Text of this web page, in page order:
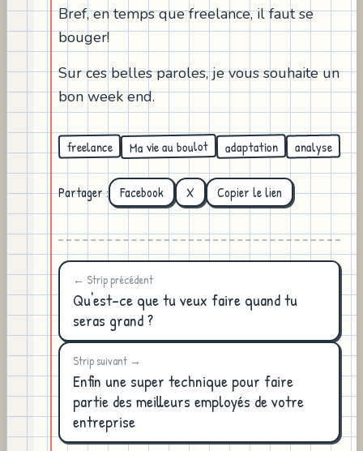
Bref, en temps que freelance, il faut se
bouger!
Sur ces belles paroles, je vous souhaite un
bon week end.
freelance Ma vie au boulot adaptation analyse
Partager : Facebook X Copier le lien
← Strip précédent
Qu'est-ce que tu veux faire quand tu
seras grand ?
Strip suivant →
Enfin une super technique pour faire
partie des meilleurs employés de votre
entreprise